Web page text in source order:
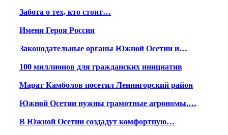
Забота о тех, кто стоит…
Имени Героя России
Законодательные органы Южной Осетии и…
100 миллионов для гражданских инициатив
Марат Камболов посетил Ленингорский район
Южной Осетии нужны грамотные агрономы,…
В Южной Осетии создадут комфортную…